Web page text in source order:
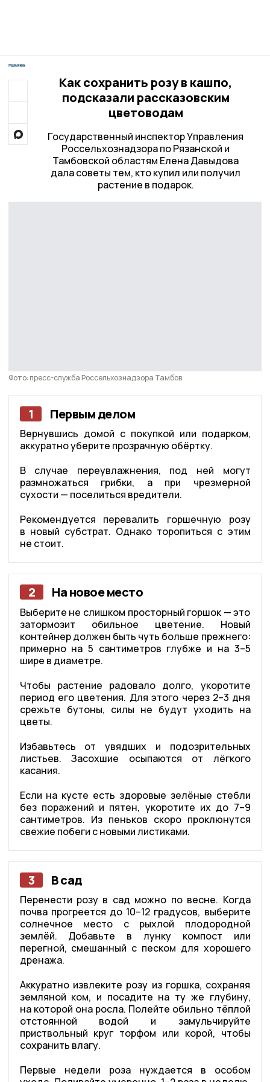
Как сохранить розу в кашпо,
подсказали рассказовским
цветоводам
Государственный инспектор Управления
Россельхознадзора по Рязанской и
Тамбовской областям Елена Давыдова
дала советы тем, кто купил или получил
растение в подарок.
Фото: пресс-служба Россельхознадзора Тамбов
1 Первым делом
Вернувшись домой с покупкой или подарком,
аккуратно уберите прозрачную обёртку.
В случае переувлажнения, под ней могут
размножаться грибки, а при чрезмерной
сухости — поселиться вредители.
Рекомендуется перевалить горшечную розу
в новый субстрат. Однако торопиться с этим
не стоит.
2 На новое место
Выберите не слишком просторный горшок — это
затормозит обильное цветение. Новый
контейнер должен быть чуть больше прежнего:
примерно на 5 сантиметров глубже и на 3–5
шире в диаметре.
Чтобы растение радовало долго, укоротите
период его цветения. Для этого через 2–3 дня
срежьте бутоны, силы не будут уходить на
цветы.
Избавьтесь от увядших и подозрительных
листьев. Засохшие осыпаются от лёгкого
касания.
Если на кусте есть здоровые зелёные стебли
без поражений и пятен, укоротите их до 7–9
сантиметров. Из пеньков скоро проклюнутся
свежие побеги с новыми листиками.
3 В сад
Перенести розу в сад можно по весне. Когда
почва прогреется до 10–12 градусов, выберите
солнечное место с рыхлой плодородной
землёй. Добавьте в лунку компост или
перегной, смешанный с песком для хорошего
дренажа.
Аккуратно извлеките розу из горшка, сохраняя
земляной ком, и посадите на ту же глубину,
на которой она росла. Полейте обильно тёплой
отстоянной водой и замульчируйте
приствольный круг торфом или корой, чтобы
сохранить влагу.
Первые недели роза нуждается в особом